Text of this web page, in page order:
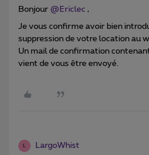
Bonjour @Ericlec ,
Je vous confirme avoir bien
suppression de votre location au
Un mail de confirmation
vient de vous être envoyé.
LargoWhist